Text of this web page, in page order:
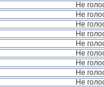
Не
Не
Не
Не
Не
Не
Не
Не
Не